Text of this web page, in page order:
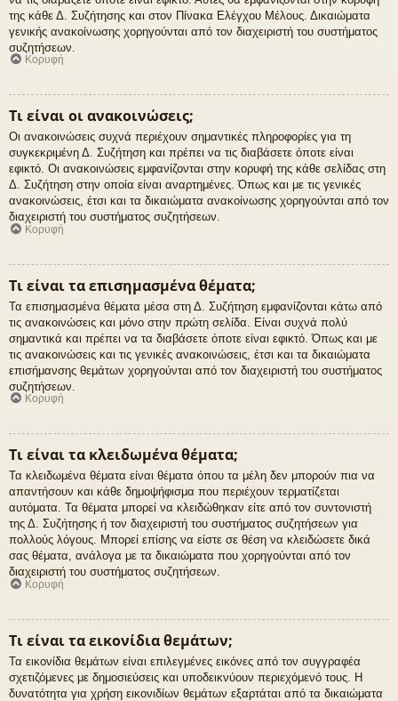
της κάθε Δ. Συζήτησης και στον Πίνακα Ελέγχου Μέλους. Δικαιώματα
γενικής ανακοίνωσης χορηγούνται από τον διαχειριστή του συστήματος
συζητήσεων.
Κορυφή
Τι είναι οι ανακοινώσεις;
Οι ανακοινώσεις συχνά περιέχουν σημαντικές πληροφορίες για τη
συγκεκριμένη Δ. Συζήτηση και πρέπει να τις διαβάσετε όποτε είναι
εφικτό. Οι ανακοινώσεις εμφανίζονται στην κορυφή της κάθε σελίδας στη
Δ. Συζήτηση στην οποία είναι αναρτημένες. Όπως και με τις γενικές
ανακοινώσεις, έτσι και τα δικαιώματα ανακοίνωσης χορηγούνται από τον
διαχειριστή του συστήματος συζητήσεων.
Κορυφή
Τι είναι τα επισημασμένα θέματα;
Τα επισημασμένα θέματα μέσα στη Δ. Συζήτηση εμφανίζονται κάτω από
τις ανακοινώσεις και μόνο στην πρώτη σελίδα. Είναι συχνά πολύ
σημαντικά και πρέπει να τα διαβάσετε όποτε είναι εφικτό. Όπως και με
τις ανακοινώσεις και τις γενικές ανακοινώσεις, έτσι και τα δικαιώματα
επισήμανσης θεμάτων χορηγούνται από τον διαχειριστή του συστήματος
συζητήσεων.
Κορυφή
Τι είναι τα κλειδωμένα θέματα;
Τα κλειδωμένα θέματα είναι θέματα όπου τα μέλη δεν μπορούν πια να
απαντήσουν και κάθε δημοψήφισμα που περιέχουν τερματίζεται
αυτόματα. Τα θέματα μπορεί να κλειδώθηκαν είτε από τον συντονιστή
της Δ. Συζήτησης ή τον διαχειριστή του συστήματος συζητήσεων για
πολλούς λόγους. Μπορεί επίσης να είστε σε θέση να κλειδώσετε δικά
σας θέματα, ανάλογα με τα δικαιώματα που χορηγούνται από τον
διαχειριστή του συστήματος συζητήσεων.
Κορυφή
Τι είναι τα εικονίδια θεμάτων;
Τα εικονίδια θεμάτων είναι επιλεγμένες εικόνες από τον συγγραφέα
σχετιζόμενες με δημοσιεύσεις και υποδεικνύουν περιεχόμενό τους. Η
δυνατότητα για χρήση εικονιδίων θεμάτων εξαρτάται από τα δικαιώματα